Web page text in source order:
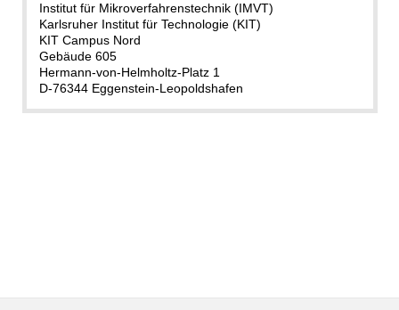
Institut für Mikroverfahrenstechnik (IMVT)
Karlsruher Institut für Technologie (KIT)
KIT Campus Nord
Gebäude 605
Hermann-von-Helmholtz-Platz 1
D-76344 Eggenstein-Leopoldshafen